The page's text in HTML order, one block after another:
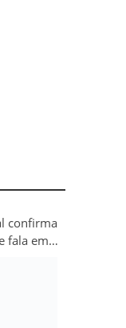
confirma
fala em